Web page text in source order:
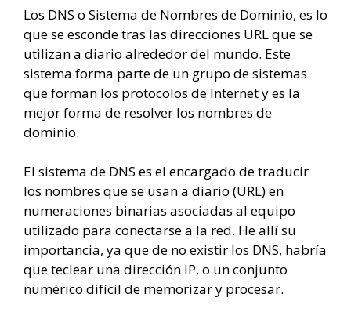
Los DNS o Sistema de Nombres de Dominio, es lo
que se esconde tras las direcciones URL que se
utilizan a diario alrededor del mundo. Este
sistema forma parte de un grupo de sistemas
que forman los protocolos de Internet y es la
mejor forma de resolver los nombres de
dominio.
El sistema de DNS es el encargado de traducir
los nombres que se usan a diario (URL) en
numeraciones binarias asociadas al equipo
utilizado para conectarse a la red. He allí su
importancia, ya que de no existir los DNS, habría
que teclear una dirección IP, o un conjunto
numérico difícil de memorizar y procesar.